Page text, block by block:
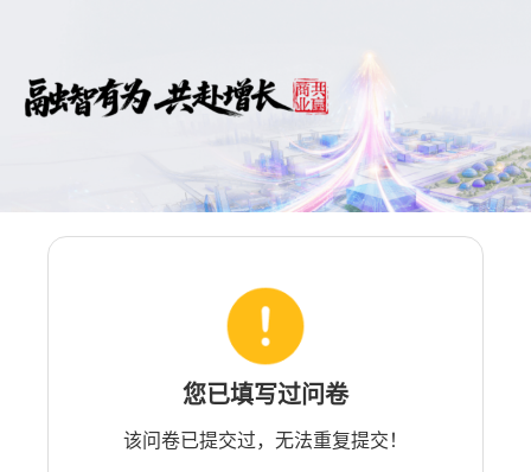
您已填写过问卷
该问卷已提交过，无法重复提交！